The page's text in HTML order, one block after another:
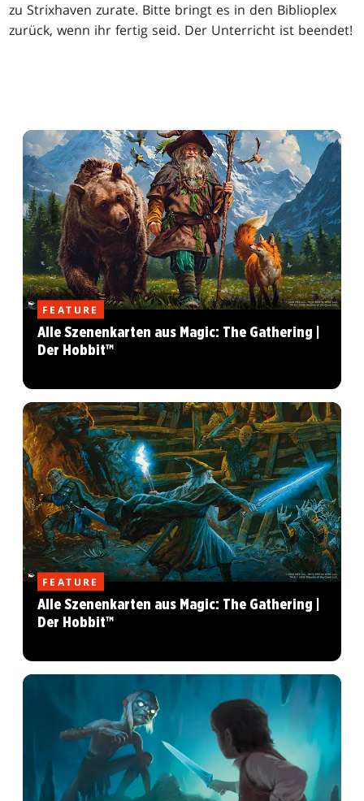
zu Strixhaven zurate. Bitte bringt es in den Biblioplex
zurück, wenn ihr fertig seid. Der Unterricht ist beendet!
FEATURE
Alle Szenenkarten aus Magic: The Gathering |
Der Hobbit™
FEATURE
Alle Szenenkarten aus Magic: The Gathering |
Der Hobbit™